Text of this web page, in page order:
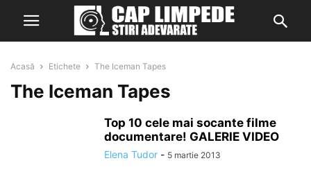
Acasă Etichete The Iceman Tapes
The Iceman Tapes
Top 10 cele mai socante filme
documentare! GALERIE VIDEO
Elena Tudor - 5 martie 2013